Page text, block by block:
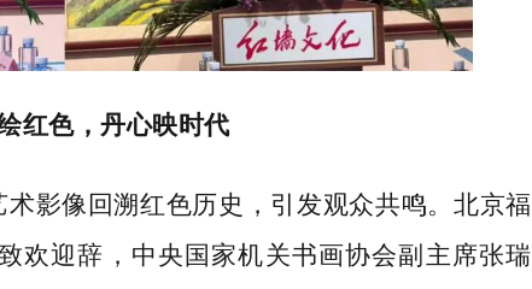
红色，丹心映时代
术影像回溯红色历史，引发观众共鸣。 北京福
欢迎辞， 中央国家机关书画协会副主席张瑞